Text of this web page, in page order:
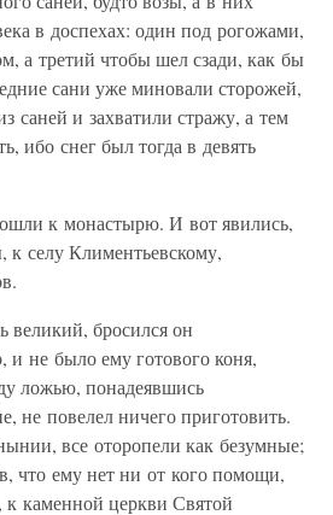
в доспехах: один под рогожами,
а третий чтобы шел сзади, как бы
сани уже миновали сторожей,
саней и захватили стражу, а тем
ибо снег был тогда в девять
к монастырю. И вот явились,
к селу Климентьевскому,
великий, бросился он
не было ему готового коня,
ложью, понадеявшись
не повелел ничего приготовить.
все оторопели как безумные;
что ему нет ни от кого помощи,
к каменной церкви Святой